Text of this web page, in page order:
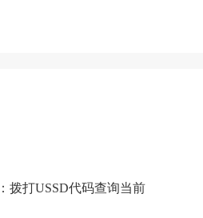
拨打USSD代码查询当前